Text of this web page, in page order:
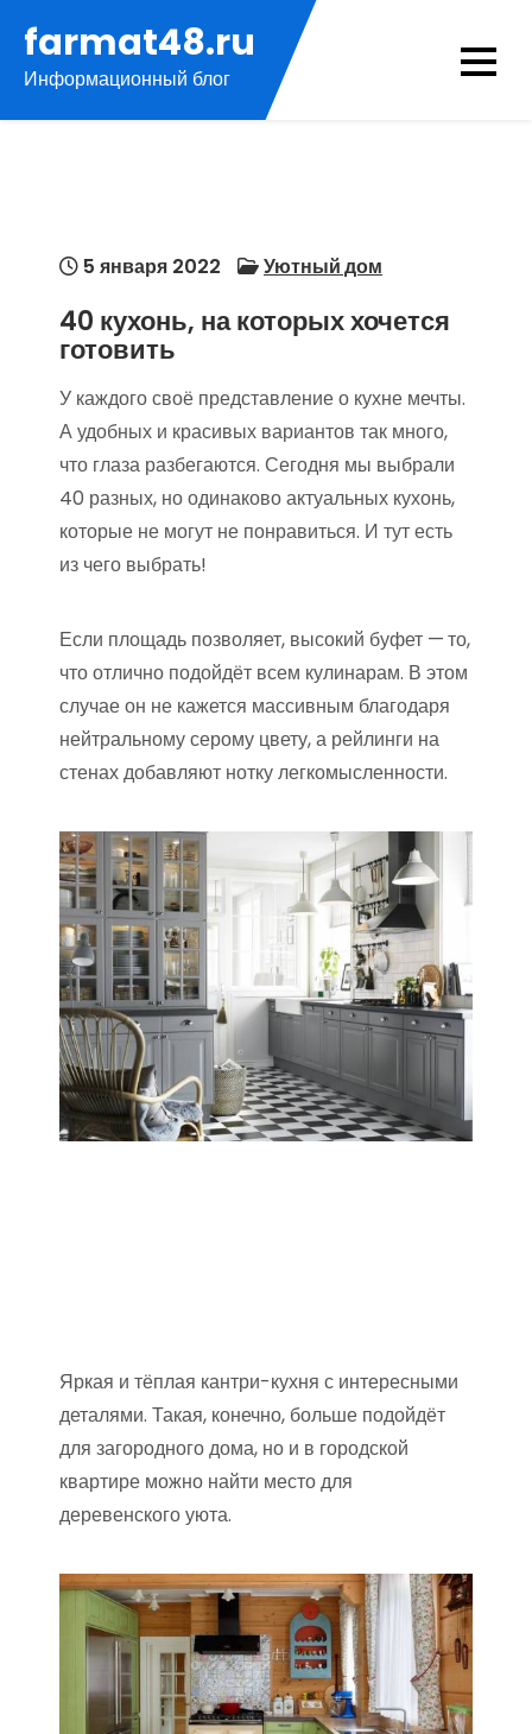
содержимому
farmat48.ru
Информационный блог
5 января 2022 Уютный дом
40 кухонь, на которых хочется
готовить
У каждого своё представление о кухне мечты.
А удобных и красивых вариантов так много,
что глаза разбегаются. Сегодня мы выбрали
40 разных, но одинаково актуальных кухонь,
которые не могут не понравиться. И тут есть
из чего выбрать!
Если площадь позволяет, высокий буфет —то,
что отлично подойдёт всем кулинарам. В этом
случае он не кажется массивным благодаря
нейтральному серому цвету, а рейлинги на
стенах добавляют нотку легкомысленности.
Яркая и тёплая кантри-кухня с интересными
деталями. Такая, конечно, больше подойдёт
для загородного дома, но и в городской
квартире можно найти место для
деревенского уюта.